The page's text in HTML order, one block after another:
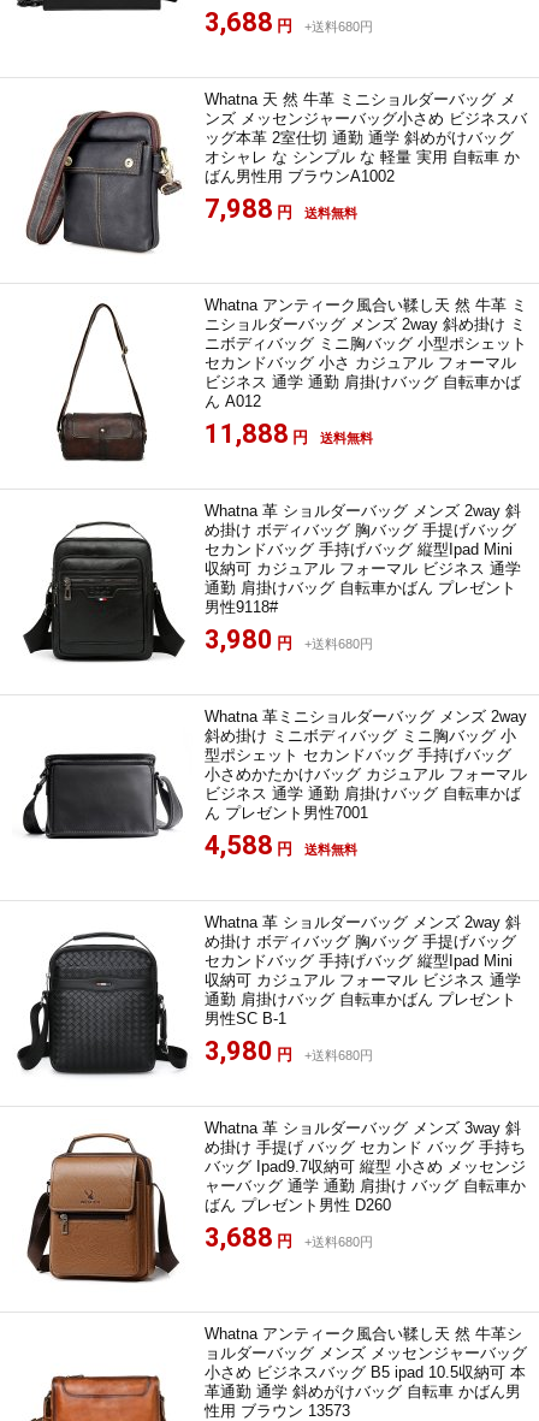
3,688 円 +送料680円
Whatna 天 然 牛革 ミニショルダーバッグ メ
ンズ メッセンジャーバッグ小さめ ビジネスバ
ッグ本革 2室仕切 通勤 通学 斜めがけバッグ
オシャレ な シンプル な 軽量 実用 自転車 か
ばん男性用 ブラウンA1002
7,988 円 送料無料
Whatna アンティーク風合い鞣し天 然 牛革 ミ
ニショルダーバッグ メンズ 2way 斜め掛け ミ
ニボディバッグ ミニ胸バッグ 小型ポシェット
セカンドバッグ 小さ カジュアル フォーマル
ビジネス 通学 通勤 肩掛けバッグ 自転車かば
ん A012
11,888 円 送料無料
Whatna 革 ショルダーバッグ メンズ 2way 斜
め掛け ボディバッグ 胸バッグ 手提げバッグ
セカンドバッグ 手持げバッグ 縦型Ipad Mini
収納可 カジュアル フォーマル ビジネス 通学
通勤 肩掛けバッグ 自転車かばん プレゼント
男性9118#
3,980 円 +送料680円
Whatna 革ミニショルダーバッグ メンズ 2way
斜め掛け ミニボディバッグ ミニ胸バッグ 小
型ポシェット セカンドバッグ 手持げバッグ
小さめかたかけバッグ カジュアル フォーマル
ビジネス 通学 通勤 肩掛けバッグ 自転車かば
ん プレゼント男性7001
4,588 円 送料無料
Whatna 革 ショルダーバッグ メンズ 2way 斜
め掛け ボディバッグ 胸バッグ 手提げバッグ
セカンドバッグ 手持げバッグ 縦型Ipad Mini
収納可 カジュアル フォーマル ビジネス 通学
通勤 肩掛けバッグ 自転車かばん プレゼント
男性SC B-1
3,980 円 +送料680円
Whatna 革 ショルダーバッグ メンズ 3way 斜
め掛け 手提げ バッグ セカンド バッグ 手持ち
バッグ Ipad9.7収納可 縦型 小さめ メッセンジ
ャーバッグ 通学 通勤 肩掛け バッグ 自転車か
ばん プレゼント男性 D260
3,688 円 +送料680円
Whatna アンティーク風合い鞣し天 然 牛革シ
ョルダーバッグ メンズ メッセンジャーバッグ
小さめ ビジネスバッグ B5 ipad 10.5収納可 本
革通勤 通学 斜めがけバッグ 自転車 かばん男
性用 ブラウン 13573